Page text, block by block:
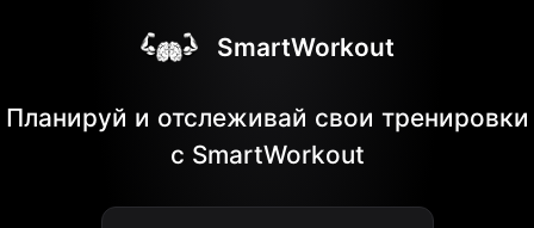
SmartWorkout
Планируй и отслеживай свои тренировки
с SmartWorkout